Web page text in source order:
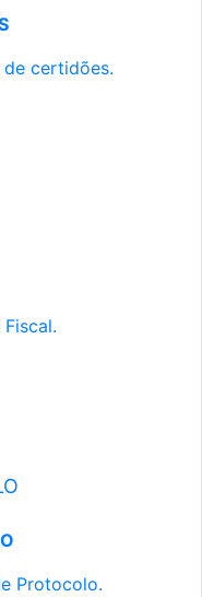
de certidões.
Protocolo.